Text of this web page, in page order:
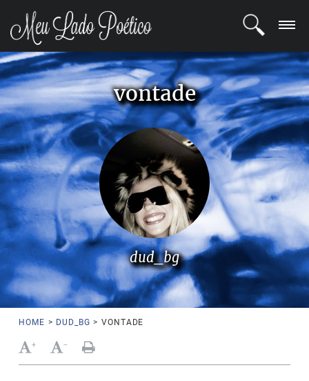
LOGIN
REGISTRO
POETAS
BLOG
COMUNIDADE
vontade
dud_bg
HOME > DUD_BG > VONTADE
+ -